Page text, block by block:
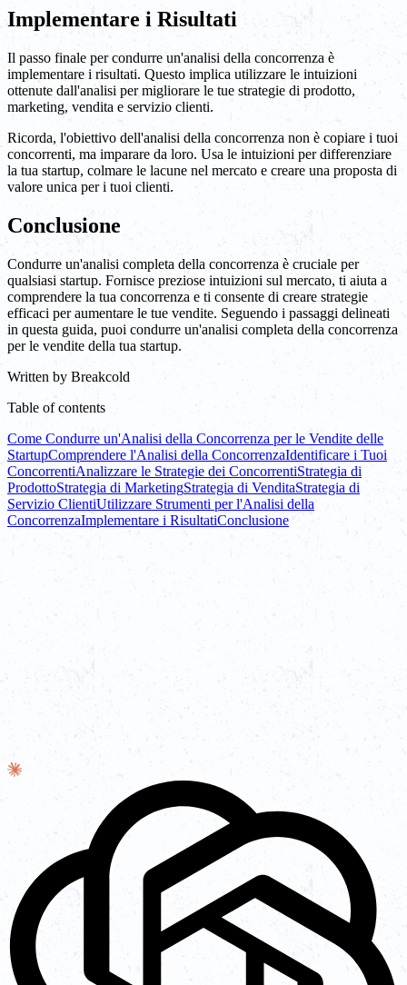
Implementare i Risultati
Il passo finale per condurre un'analisi della concorrenza è
implementare i risultati. Questo implica utilizzare le intuizioni
ottenute dall'analisi per migliorare le tue strategie di prodotto,
marketing, vendita e servizio clienti.
Ricorda, l'obiettivo dell'analisi della concorrenza non è copiare i tuoi
concorrenti, ma imparare da loro. Usa le intuizioni per differenziare
la tua startup, colmare le lacune nel mercato e creare una proposta di
valore unica per i tuoi clienti.
Conclusione
Condurre un'analisi completa della concorrenza è cruciale per
qualsiasi startup. Fornisce preziose intuizioni sul mercato, ti aiuta a
comprendere la tua concorrenza e ti consente di creare strategie
efficaci per aumentare le tue vendite. Seguendo i passaggi delineati
in questa guida, puoi condurre un'analisi completa della concorrenza
per le vendite della tua startup.
Written by Breakcold
Table of contents
Come Condurre un'Analisi della Concorrenza per le Vendite delle
StartupComprendere l'Analisi della ConcorrenzaIdentificare i Tuoi
ConcorrentiAnalizzare le Strategie dei ConcorrentiStrategia di
ProdottoStrategia di MarketingStrategia di VenditaStrategia di
Servizio ClientiUtilizzare Strumenti per l'Analisi della
ConcorrenzaImplementare i RisultatiConclusione